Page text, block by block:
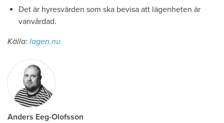
Det är hyresvärden som ska bevisa att lägenheten är
vanvårdad.
Källa: lagen.nu
Anders Eeg-Olofsson